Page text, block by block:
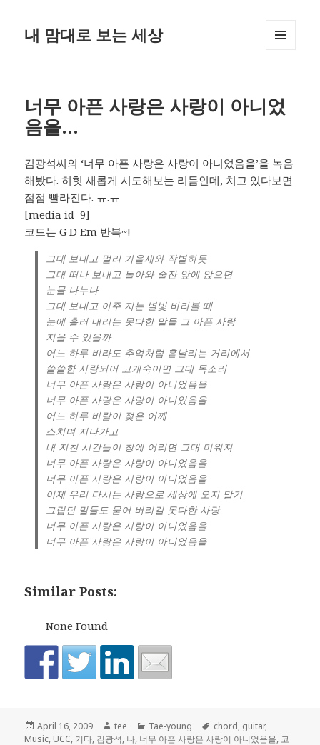
내 맘대로 보는 세상
너무 아픈 사랑은 사랑이 아니었
음을…
김광석씨의 ‘너무 아픈 사랑은 사랑이 아니었음을’을 녹음
해봤다. 히힛 새롭게 시도해보는 리듬인데, 치고 있다보면
점점 빨라진다. ㅠ.ㅠ
[media id=9]
코드는 G D Em 반복~!
그대 보내고 멀리 가을새와 작별하듯
그대 떠나 보내고 돌아와 술잔 앞에 앉으면
눈물 나누나
그대 보내고 아주 지는 별빛 바라볼 때
눈에 흘러 내리는 못다한 말들 그 아픈 사랑
지울 수 있을까
어느 하루 비라도 추억처럼 흩날리는 거리에서
쓸쓸한 사랑되어 고개숙이면 그대 목소리
너무 아픈 사랑은 사랑이 아니었음을
너무 아픈 사랑은 사랑이 아니었음을
어느 하루 바람이 젖은 어깨
스치며 지나가고
내 지친 시간들이 창에 어리면 그대 미워져
너무 아픈 사랑은 사랑이 아니었음을
너무 아픈 사랑은 사랑이 아니었음을
이제 우리 다시는 사랑으로 세상에 오지 말기
그립던 말들도 묻어 버리길 못다한 사랑
너무 아픈 사랑은 사랑이 아니었음을
너무 아픈 사랑은 사랑이 아니었음을
Similar Posts:
None Found
Posted
on
April 16, 2009 Author
tee Categories
Tae-young Tags
chord, guitar,
Music, UCC, 기타, 김광석, 나, 너무 아픈 사랑은 사랑이 아니었음을, 코